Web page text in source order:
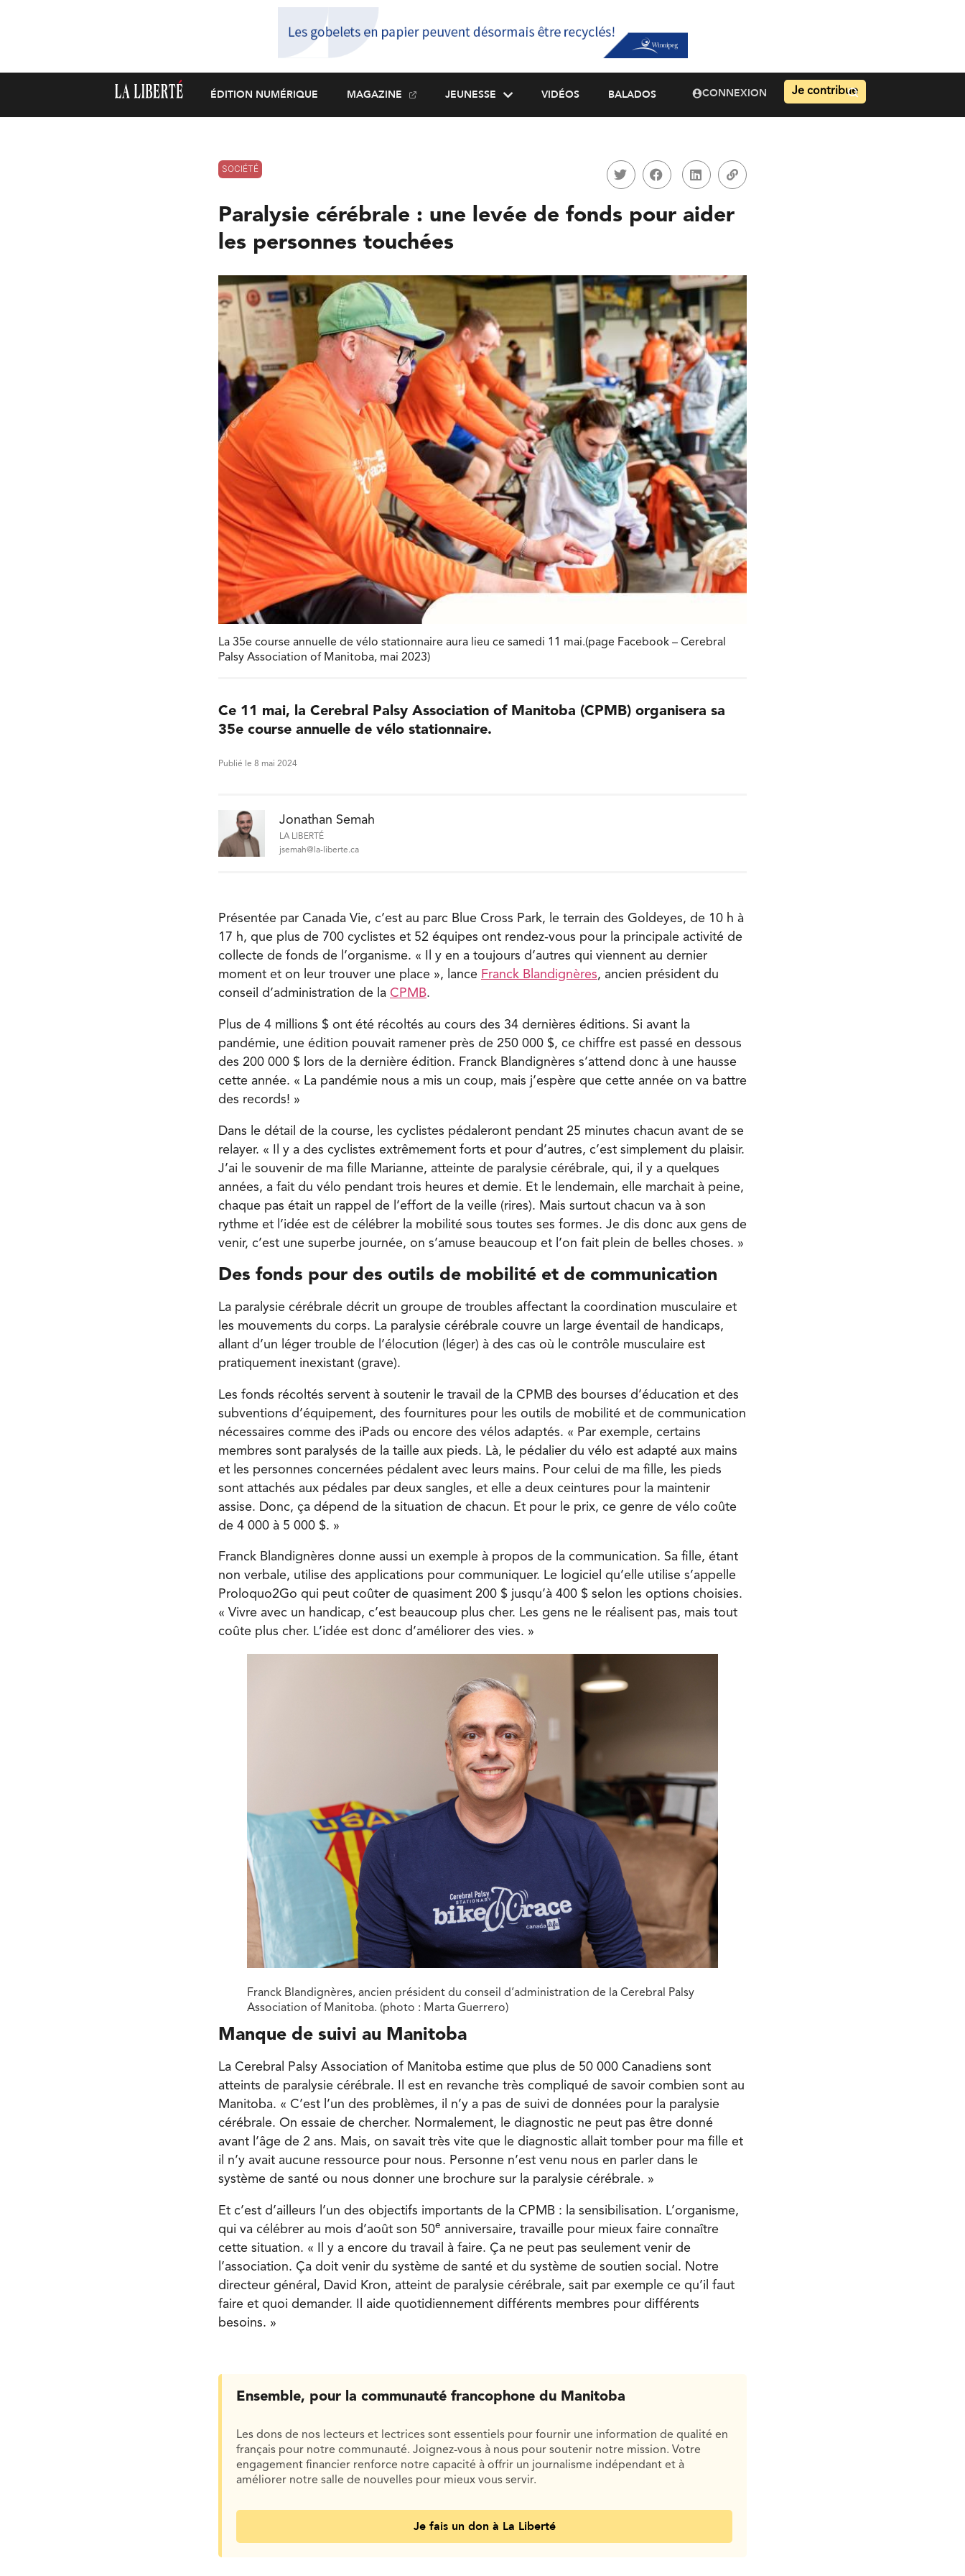
ÉDITION NUMÉRIQUE MAGAZINE JEUNESSE VIDÉOS BALADOS CONNEXION Je contribue
SOCIÉTÉ
Paralysie cérébrale : une levée de fonds pour aider
les personnes touchées
La 35e course annuelle de vélo stationnaire aura lieu ce samedi 11 mai.(page Facebook – Cerebral
Palsy Association of Manitoba, mai 2023)
Ce 11 mai, la Cerebral Palsy Association of Manitoba (CPMB) organisera sa
35e course annuelle de vélo stationnaire.
Publié le 8 mai 2024
Jonathan Semah
LA LIBERTÉ
jsemah@la-liberte.ca
Présentée par Canada Vie, c’est au parc Blue Cross Park, le terrain des Goldeyes, de 10 h à
17 h, que plus de 700 cyclistes et 52 équipes ont rendez-vous pour la principale activité de
collecte de fonds de l’organisme. « Il y en a toujours d’autres qui viennent au dernier
moment et on leur trouver une place », lance Franck Blandignères, ancien président du
conseil d’administration de la CPMB.
Plus de 4 millions $ ont été récoltés au cours des 34 dernières éditions. Si avant la
pandémie, une édition pouvait ramener près de 250 000 $, ce chiffre est passé en dessous
des 200 000 $ lors de la dernière édition. Franck Blandignères s’attend donc à une hausse
cette année. « La pandémie nous a mis un coup, mais j’espère que cette année on va battre
des records! »
Dans le détail de la course, les cyclistes pédaleront pendant 25 minutes chacun avant de se
relayer. « Il y a des cyclistes extrêmement forts et pour d’autres, c’est simplement du plaisir.
J’ai le souvenir de ma fille Marianne, atteinte de paralysie cérébrale, qui, il y a quelques
années, a fait du vélo pendant trois heures et demie. Et le lendemain, elle marchait à peine,
chaque pas était un rappel de l’effort de la veille (rires). Mais surtout chacun va à son
rythme et l’idée est de célébrer la mobilité sous toutes ses formes. Je dis donc aux gens de
venir, c’est une superbe journée, on s’amuse beaucoup et l’on fait plein de belles choses. »
Des fonds pour des outils de mobilité et de communication
La paralysie cérébrale décrit un groupe de troubles affectant la coordination musculaire et
les mouvements du corps. La paralysie cérébrale couvre un large éventail de handicaps,
allant d’un léger trouble de l’élocution (léger) à des cas où le contrôle musculaire est
pratiquement inexistant (grave).
Les fonds récoltés servent à soutenir le travail de la CPMB des bourses d’éducation et des
subventions d’équipement, des fournitures pour les outils de mobilité et de communication
nécessaires comme des iPads ou encore des vélos adaptés. « Par exemple, certains
membres sont paralysés de la taille aux pieds. Là, le pédalier du vélo est adapté aux mains
et les personnes concernées pédalent avec leurs mains. Pour celui de ma fille, les pieds
sont attachés aux pédales par deux sangles, et elle a deux ceintures pour la maintenir
assise. Donc, ça dépend de la situation de chacun. Et pour le prix, ce genre de vélo coûte
de 4 000 à 5 000 $. »
Franck Blandignères donne aussi un exemple à propos de la communication. Sa fille, étant
non verbale, utilise des applications pour communiquer. Le logiciel qu’elle utilise s’appelle
Proloquo2Go qui peut coûter de quasiment 200 $ jusqu’à 400 $ selon les options choisies.
« Vivre avec un handicap, c’est beaucoup plus cher. Les gens ne le réalisent pas, mais tout
coûte plus cher. L’idée est donc d’améliorer des vies. »
Franck Blandignères, ancien président du conseil d’administration de la Cerebral Palsy
Association of Manitoba. (photo : Marta Guerrero)
Manque de suivi au Manitoba
La Cerebral Palsy Association of Manitoba estime que plus de 50 000 Canadiens sont
atteints de paralysie cérébrale. Il est en revanche très compliqué de savoir combien sont au
Manitoba. « C’est l’un des problèmes, il n’y a pas de suivi de données pour la paralysie
cérébrale. On essaie de chercher. Normalement, le diagnostic ne peut pas être donné
avant l’âge de 2 ans. Mais, on savait très vite que le diagnostic allait tomber pour ma fille et
il n’y avait aucune ressource pour nous. Personne n’est venu nous en parler dans le
système de santé ou nous donner une brochure sur la paralysie cérébrale. »
Et c’est d’ailleurs l’un des objectifs importants de la CPMB : la sensibilisation. L’organisme,
qui va célébrer au mois d’août son 50e anniversaire, travaille pour mieux faire connaître
cette situation. « Il y a encore du travail à faire. Ça ne peut pas seulement venir de
l’association. Ça doit venir du système de santé et du système de soutien social. Notre
directeur général, David Kron, atteint de paralysie cérébrale, sait par exemple ce qu’il faut
faire et quoi demander. Il aide quotidiennement différents membres pour différents
besoins. »
Ensemble, pour la communauté francophone du Manitoba
Les dons de nos lecteurs et lectrices sont essentiels pour fournir une information de qualité en
français pour notre communauté. Joignez-vous à nous pour soutenir notre mission. Votre
engagement financier renforce notre capacité à offrir un journalisme indépendant et à
améliorer notre salle de nouvelles pour mieux vous servir.
Je fais un don à La Liberté